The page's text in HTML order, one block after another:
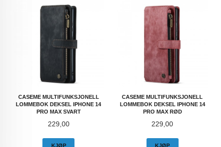
CASEME MULTIFUNKSJONELL
LOMMEBOK DEKSEL IPHONE 14
PRO MAX SVART
Pris
229,00
KJØP
CASEME MULTIFUNKSJONELL
LOMMEBOK DEKSEL IPHONE 14
PRO MAX RØD
Pris
229,00
KJØP